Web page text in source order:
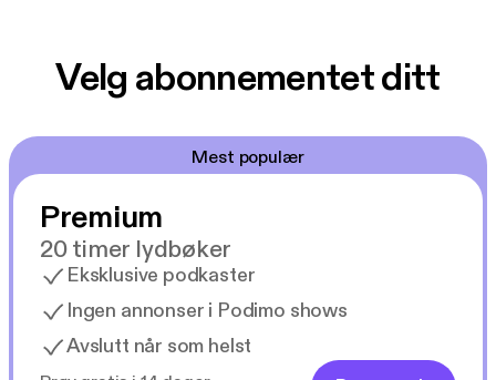
Velg abonnementet ditt
Mest populær
Premium
20 timer lydbøker
Eksklusive podkaster
Ingen annonser i Podimo shows
Avslutt når som helst